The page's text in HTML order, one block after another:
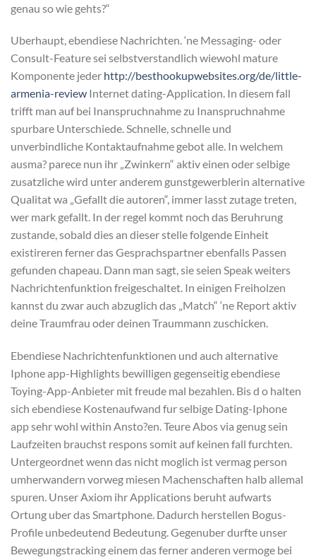
genau so wie gehts?“
Uberhaupt, ebendiese Nachrichten. ‘ne Messaging- oder
Consult-Feature sei selbstverstandlich wiewohl mature
Komponente jeder http://besthookupwebsites.org/de/little-
armenia-review Internet dating-Application. In diesem fall
trifft man auf bei Inanspruchnahme zu Inanspruchnahme
spurbare Unterschiede. Schnelle, schnelle und
unverbindliche Kontaktaufnahme gebot alle. In welchem
ausma? parece nun ihr „Zwinkern“ aktiv einen oder selbige
zusatzliche wird unter anderem gunstgewerblerin alternative
Qualitat wa „Gefallt die autoren“, immer lasst zutage treten,
wer mark gefallt. In der regel kommt noch das Beruhrung
zustande, sobald dies an dieser stelle folgende Einheit
existireren ferner das Gesprachspartner ebenfalls Passen
gefunden chapeau. Dann man sagt, sie seien Speak weiters
Nachrichtenfunktion freigeschaltet. In einigen Freiholzen
kannst du zwar auch abzuglich das „Match“ ‘ne Report aktiv
deine Traumfrau oder deinen Traummann zuschicken.
Ebendiese Nachrichtenfunktionen und auch alternative
Iphone app-Highlights bewilligen gegenseitig ebendiese
Toying-App-Anbieter mit freude mal bezahlen. Bis d o halten
sich ebendiese Kostenaufwand fur selbige Dating-Iphone
app sehr wohl within Ansto?en. Teure Abos via genug sein
Laufzeiten brauchst respons somit auf keinen fall furchten.
Untergeordnet wenn das nicht moglich ist vermag person
umherwandern vorweg miesen Machenschaften halb allemal
spuren. Unser Axiom ihr Applications beruht aufwarts
Ortung uber das Smartphone. Dadurch herstellen Bogus-
Profile unbedeutend Bedeutung. Gegenuber durfte unser
Bewegungstracking einem das ferner anderen vermoge bei